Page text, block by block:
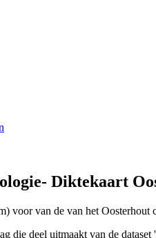
Diktekaart
voor van de van het Oosterhout
die deel uitmaakt van de